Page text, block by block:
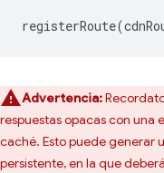
registerRoute(
Advertencia:
respuestas opacas con una
caché. Esto puede generar
persistente, en la que